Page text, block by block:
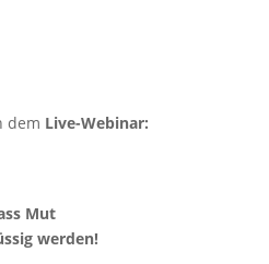
dem Live-Webinar:
Mut
werden!